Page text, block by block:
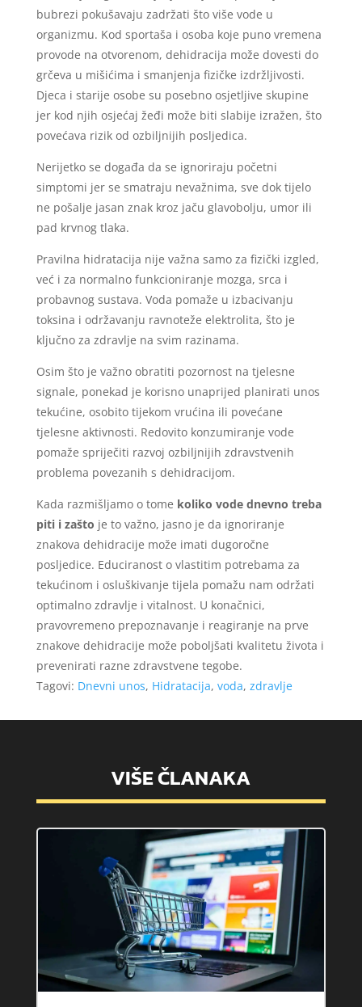
bubrezi pokušavaju zadržati što više vode u
organizmu. Kod sportaša i osoba koje puno vremena
provode na otvorenom, dehidracija može dovesti do
grčeva u mišićima i smanjenja fizičke izdržljivosti.
Djeca i starije osobe su posebno osjetljive skupine
jer kod njih osjećaj žeđi može biti slabije izražen, što
povećava rizik od ozbiljnijih posljedica.
Nerijetko se događa da se ignoriraju početni
simptomi jer se smatraju nevažnima, sve dok tijelo
ne pošalje jasan znak kroz jaču glavobolju, umor ili
pad krvnog tlaka.
Pravilna hidratacija nije važna samo za fizički izgled,
već i za normalno funkcioniranje mozga, srca i
probavnog sustava. Voda pomaže u izbacivanju
toksina i održavanju ravnoteže elektrolita, što je
ključno za zdravlje na svim razinama.
Osim što je važno obratiti pozornost na tjelesne
signale, ponekad je korisno unaprijed planirati unos
tekućine, osobito tijekom vrućina ili povećane
tjelesne aktivnosti. Redovito konzumiranje vode
pomaže spriječiti razvoj ozbiljnijih zdravstvenih
problema povezanih s dehidracijom.
Kada razmišljamo o tome koliko vode dnevno treba
piti i zašto je to važno, jasno je da ignoriranje
znakova dehidracije može imati dugoročne
posljedice. Educiranost o vlastitim potrebama za
tekućinom i osluškivanje tijela pomažu nam održati
optimalno zdravlje i vitalnost. U konačnici,
pravovremeno prepoznavanje i reagiranje na prve
znakove dehidracije može poboljšati kvalitetu života i
prevenirati razne zdravstvene tegobe.
Tagovi: Dnevni unos, Hidratacija, voda, zdravlje
VIŠE ČLANAKA